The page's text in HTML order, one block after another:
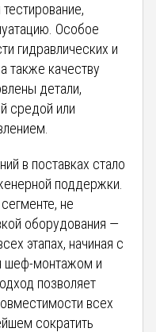
Особое
гидравлических и
также качеству
детали,
средой или
в поставках стало
поддержки.
не
оборудования —
этапах, начиная с
шеф-монтажом и
позволяет
всех
сократить